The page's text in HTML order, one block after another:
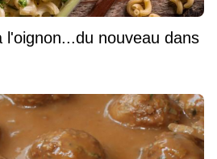
l'oignon...du nouveau dans